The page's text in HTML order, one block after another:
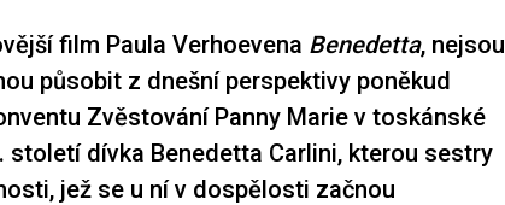
film Paula Verhoevena Benedetta, nejsou
působit z dnešní perspektivy poněkud
Zvěstování Panny Marie v toskánské
století dívka Benedetta Carlini, kterou sestry
jež se u ní v dospělosti začnou